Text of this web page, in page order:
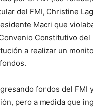
del FMI, Christine
Macri que
Constitutivo del
a realizar un
fondos del FMI
pero a medida que